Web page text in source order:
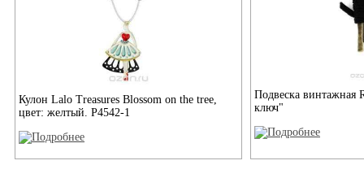
Кулон Lalo Treasures Blossom on the tree,
цвет: желтый. P4542-1
Подвеска
ключ"